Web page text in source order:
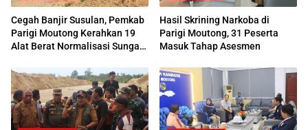
Cegah Banjir Susulan, Pemkab
Parigi Moutong Kerahkan 19
Alat Berat Normalisasi Sungai
Hasil Skrining Narkoba di
Parigi Moutong, 31 Peserta
Masuk Tahap Asesmen